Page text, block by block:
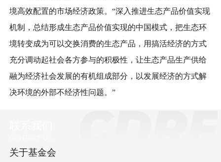
境高效配置的市场经济政策。“深入推进生态产品价值实现
机制，总结形成生态产品价值实现的中国模式，把生态环
境转变成为可以交换消费的生态产品，用搞活经济的方式
充分调动起社会各方参与的积极性，让生态产品生产供给
融为经济社会发展的有机组成部分，以发展经济的方式解
决环境的外部不经济性问题。”
关于基金会